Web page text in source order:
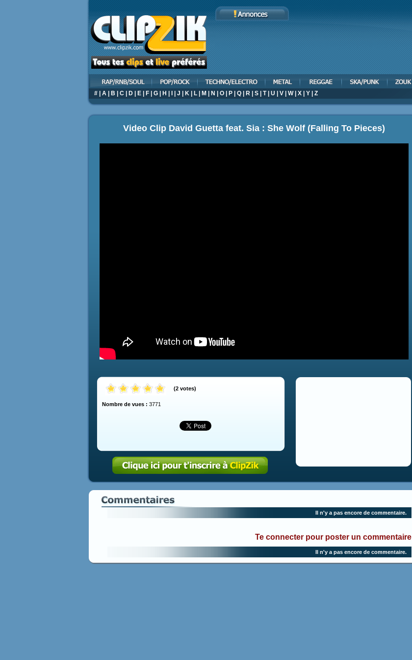
# A B C D E F G H J K L M N O P Q R S T| U V W| X Y Z
Video Clip David Guetta feat. Sia : She Wolf (Falling To Pieces)
(2 votes)
Nombre de vues : 3771
Il n'y a pas encore de commentaire.
Te connecter pour poster un commentaire
Il n'y a pas encore de commentaire.